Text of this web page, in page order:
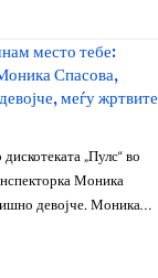
место тебе:
Спасова,
меѓу жртвите
„Пулс“ во
Моника
девојче. Моника…